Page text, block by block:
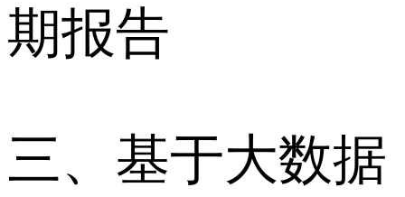
期报告
三、基于大数据